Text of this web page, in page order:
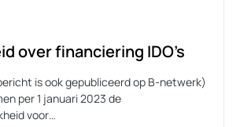
over financiering IDO’s
is ook gepubliceerd op B-netwerk)
per 1 januari 2023 de
voor…